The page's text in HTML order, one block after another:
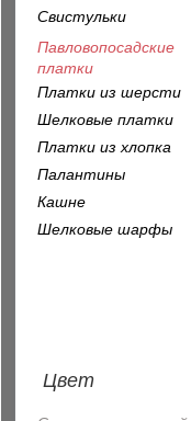
Свистульки
Павловопосадские
платки
Платки из шерсти
Шелковые платки
Платки из хлопка
Палантины
Кашне
Шелковые шарфы
Цвет